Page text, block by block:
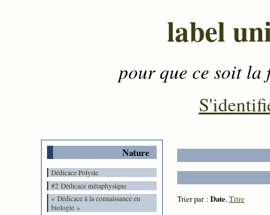
label
pour que ce soit
Nature
Dédicace Polysie
#2 Dédicace métaphysique
« Dédicace à la connaissance en
biologie »
Trier par : Date,Titre